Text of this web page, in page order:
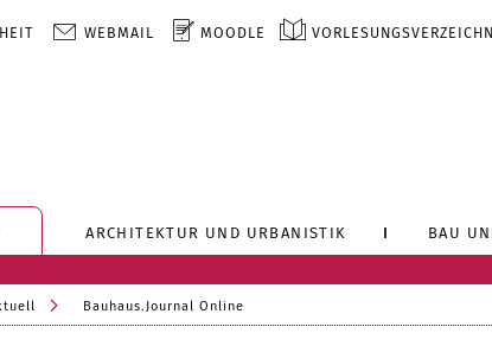
WEBMAIL MOODLE
ARCHITEKTUR UND URBANISTIK BAU
Bauhaus.Journal Online